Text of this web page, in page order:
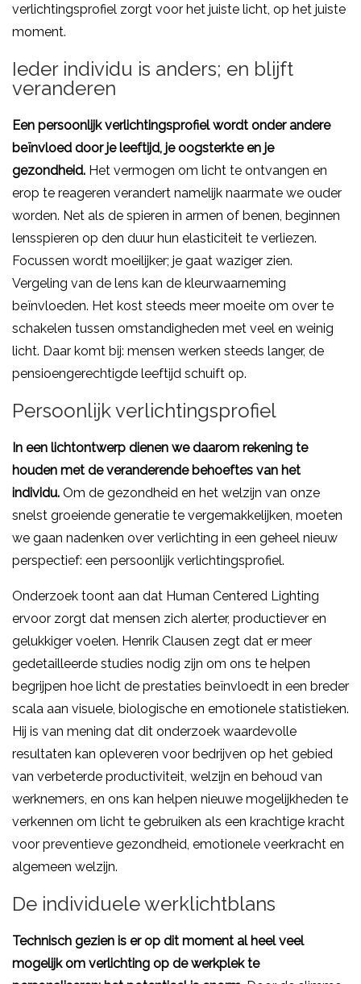
verlichtingsprofiel zorgt voor het juiste licht, op het juiste
moment.
Ieder individu is anders; en blijft
veranderen
Een persoonlijk verlichtingsprofiel wordt onder andere
beïnvloed door je leeftijd, je oogsterkte en je
gezondheid. Het vermogen om licht te ontvangen en
erop te reageren verandert namelijk naarmate we ouder
worden. Net als de spieren in armen of benen, beginnen
lensspieren op den duur hun elasticiteit te verliezen.
Focussen wordt moeilijker; je gaat waziger zien.
Vergeling van de lens kan de kleurwaarneming
beïnvloeden. Het kost steeds meer moeite om over te
schakelen tussen omstandigheden met veel en weinig
licht. Daar komt bij: mensen werken steeds langer, de
pensioengerechtigde leeftijd schuift op.
Persoonlijk verlichtingsprofiel
In een lichtontwerp dienen we daarom rekening te
houden met de veranderende behoeftes van het
individu. Om de gezondheid en het welzijn van onze
snelst groeiende generatie te vergemakkelijken, moeten
we gaan nadenken over verlichting in een geheel nieuw
perspectief: een persoonlijk verlichtingsprofiel.
Onderzoek toont aan dat Human Centered Lighting
ervoor zorgt dat mensen zich alerter, productiever en
gelukkiger voelen. Henrik Clausen zegt dat er meer
gedetailleerde studies nodig zijn om ons te helpen
begrijpen hoe licht de prestaties beïnvloedt in een breder
scala aan visuele, biologische en emotionele statistieken.
Hij is van mening dat dit onderzoek waardevolle
resultaten kan opleveren voor bedrijven op het gebied
van verbeterde productiviteit, welzijn en behoud van
werknemers, en ons kan helpen nieuwe mogelijkheden te
verkennen om licht te gebruiken als een krachtige kracht
voor preventieve gezondheid, emotionele veerkracht en
algemeen welzijn.
De individuele werklichtblans
Technisch gezien is er op dit moment al heel veel
mogelijk om verlichting op de werkplek te